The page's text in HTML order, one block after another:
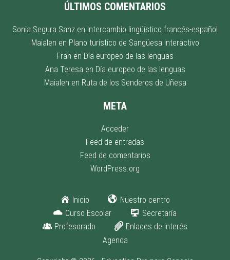
ÚLTIMOS COMENTARIOS
Sonia Segura Sanz en Intercambio lingüístico francés-español
Maialen en Plano turístico de Sangüesa interactivo
Fran en Día europeo de las lenguas
Ana Teresa en Día europeo de las lenguas
Maialen en Ruta de los Senderos de Uñesa
META
Acceder
Feed de entradas
Feed de comentarios
WordPress.org
Inicio
Nuestro centro
Curso Escolar
Secretaría
Profesorado
Enlaces de interés
Agenda